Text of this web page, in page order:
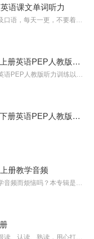
语课文单词听力
同步解析与测评四年级上册英语PEP人教版听力音频
同步解析与测评四年级下册英语PEP人教版听力音频
册教学音频